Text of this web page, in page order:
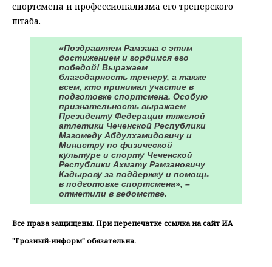
спортсмена и профессионализма его тренерского
штаба.
«Поздравляем Рамзана с этим
достижением и гордимся его
победой! Выражаем
благодарность тренеру, а также
всем, кто принимал участие в
подготовке спортсмена. Особую
признательность выражаем
Президенту Федерации тяжелой
атлетики Чеченской Республики
Магомеду Абдулхамидовичу и
Министру по физической
культуре и спорту Чеченской
Республики Ахмату Рамзановичу
Кадырову за поддержку и помощь
в подготовке спортсмена», –
отметили в ведомстве.
Все права защищены. При перепечатке ссылка на сайт ИА
"Грозный-информ" обязательна.